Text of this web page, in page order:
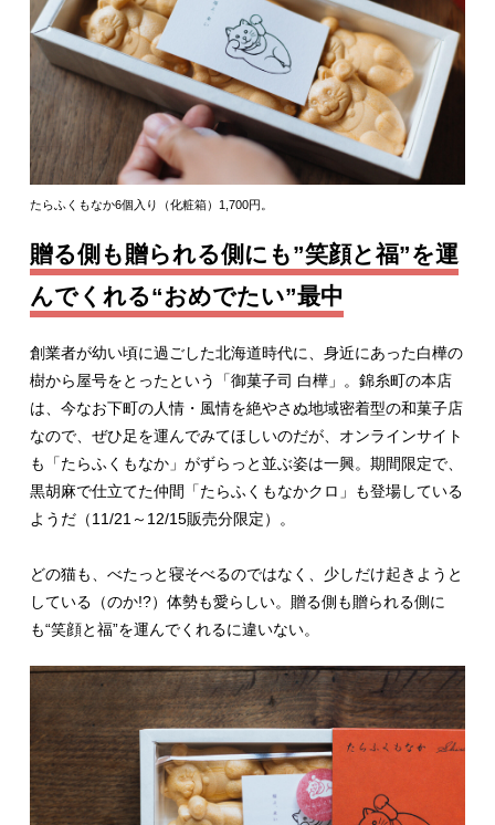
たらふくもなか6個入り（化粧箱）1,700円。
贈る側も贈られる側にも”笑顔と福”を運
んでくれる“おめでたい”最中
創業者が幼い頃に過ごした北海道時代に、身近にあった白樺の
樹から屋号をとったという「御菓子司 白樺」。錦糸町の本店
は、今なお下町の人情・風情を絶やさぬ地域密着型の和菓子店
なので、ぜひ足を運んでみてほしいのだが、オンラインサイト
も「たらふくもなか」がずらっと並ぶ姿は一興。期間限定で、
黒胡麻で仕立てた仲間「たらふくもなかクロ」も登場している
ようだ（11/21～12/15販売分限定）。
どの猫も、べたっと寝そべるのではなく、少しだけ起きようと
している（のか!?）体勢も愛らしい。贈る側も贈られる側に
も“笑顔と福”を運んでくれるに違いない。